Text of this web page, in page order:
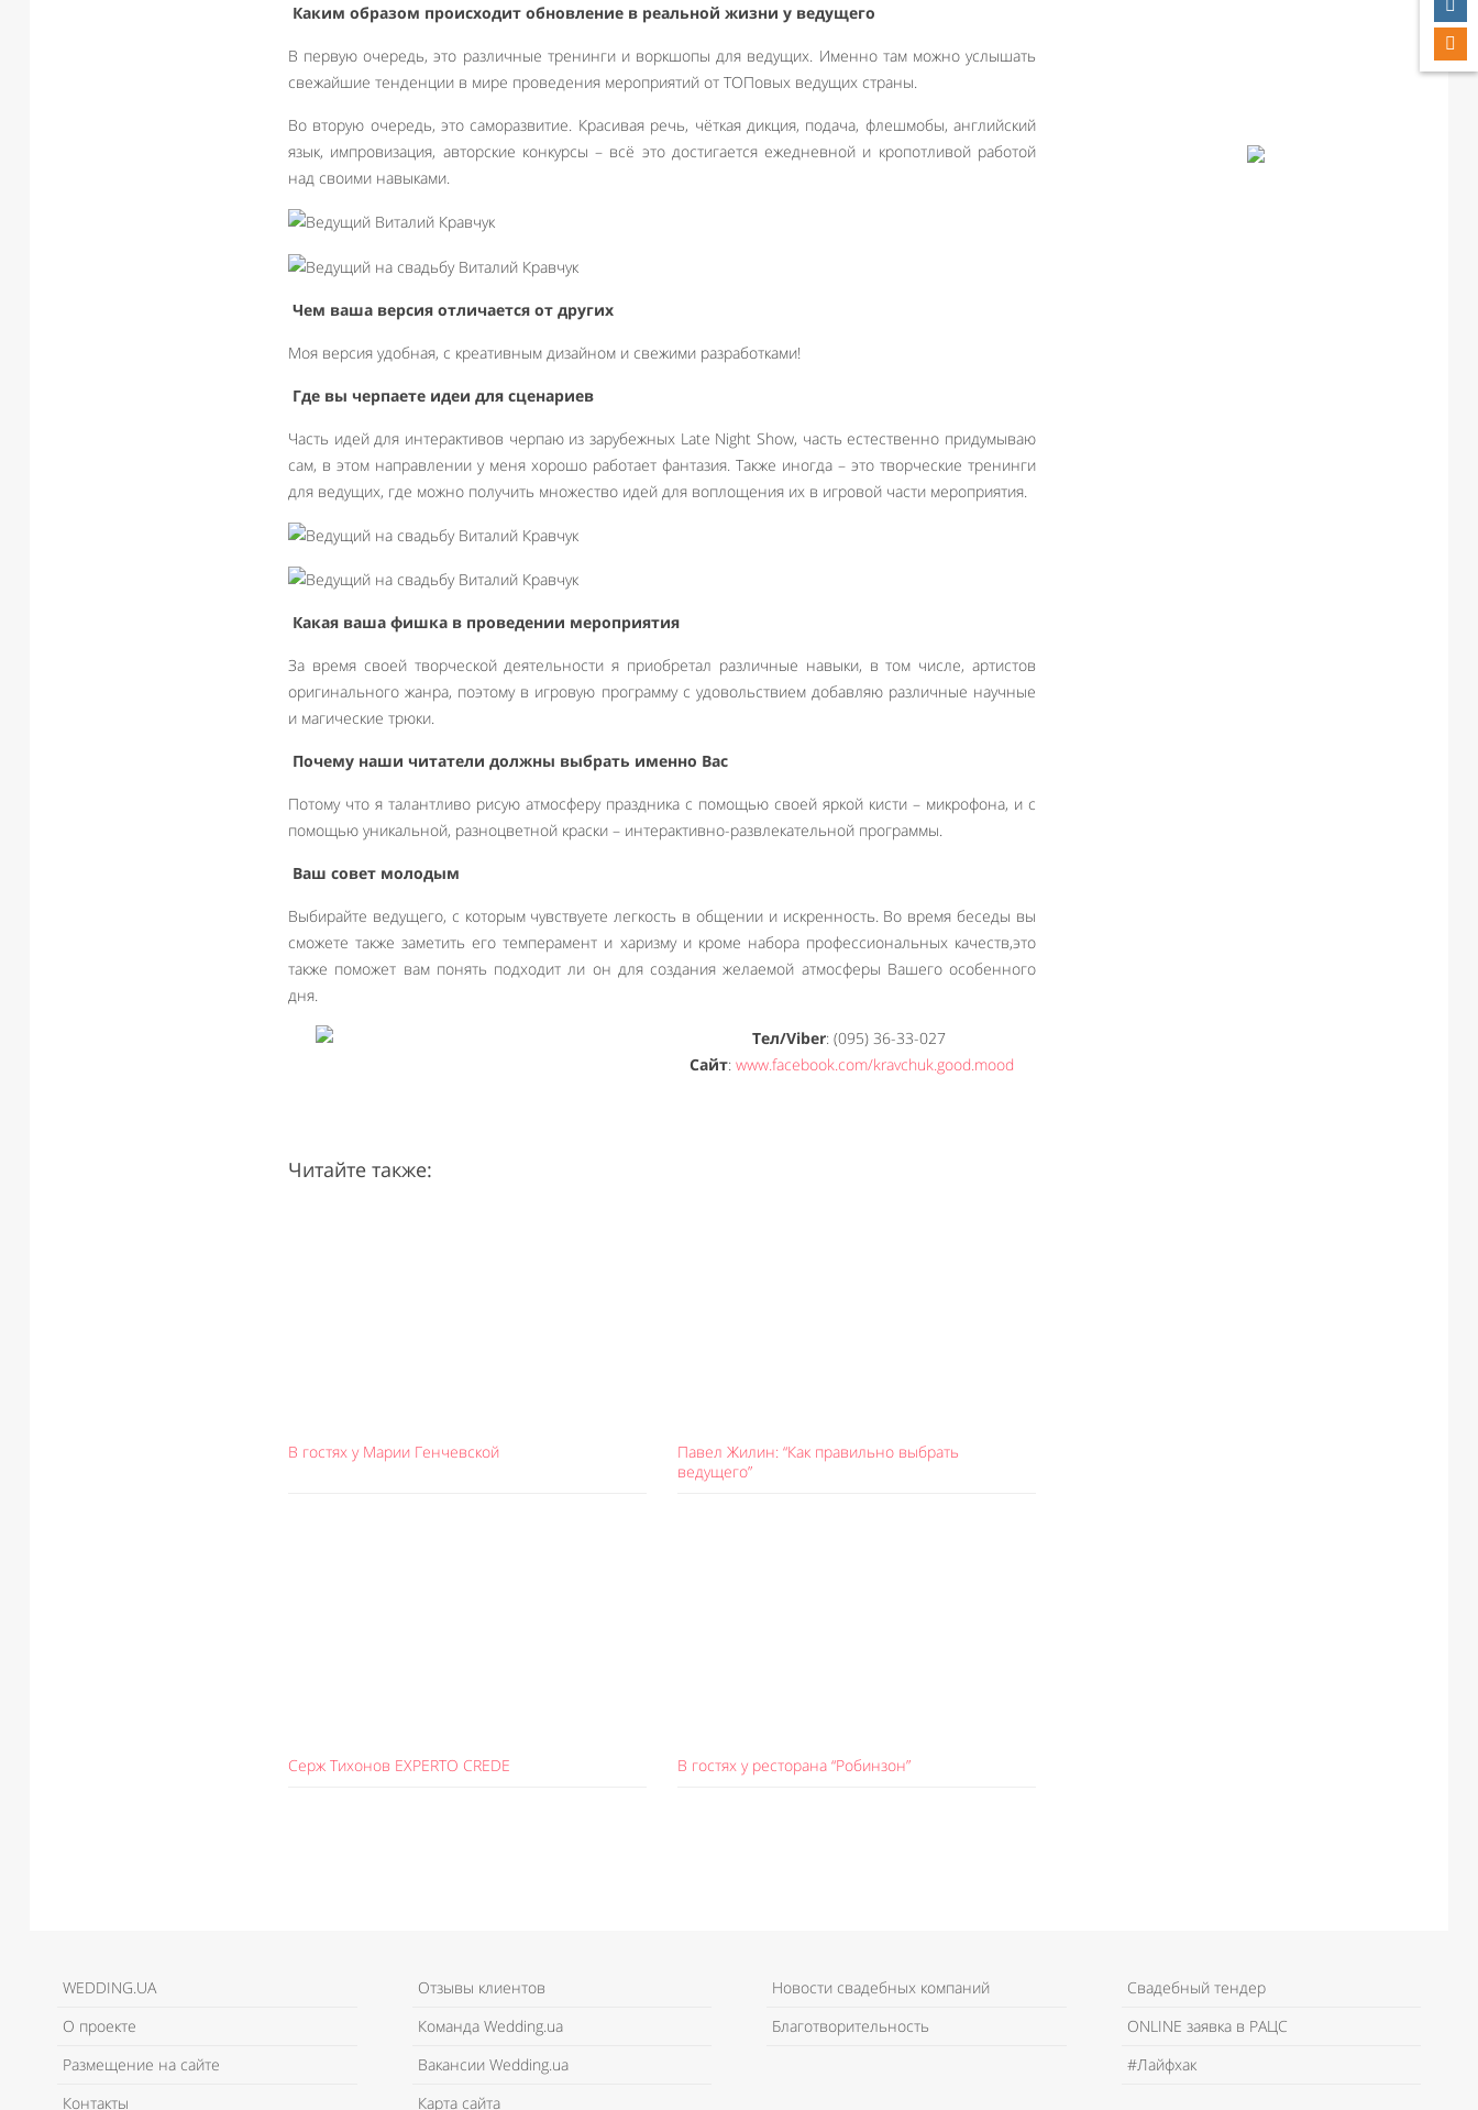
Каким образом происходит обновление в реальной жизни у ведущего
В первую очередь, это различные тренинги и воркшопы для ведущих. Именно там можно услышать
свежайшие тенденции в мире проведения мероприятий от ТОПовых ведущих страны.
Во вторую очередь, это саморазвитие. Красивая речь, чёткая дикция, подача, флешмобы, английский
язык, импровизация, авторские конкурсы – всё это достигается ежедневной и кропотливой работой
над своими навыками.
Чем ваша версия отличается от других
Моя версия удобная, с креативным дизайном и свежими разработками!
Где вы черпаете идеи для сценариев
Часть идей для интерактивов черпаю из зарубежных Late Night Show, часть естественно придумываю
сам, в этом направлении у меня хорошо работает фантазия. Также иногда – это творческие тренинги
для ведущих, где можно получить множество идей для воплощения их в игровой части мероприятия.
Какая ваша фишка в проведении мероприятия
За время своей творческой деятельности я приобретал различные навыки, в том числе, артистов
оригинального жанра, поэтому в игровую программу с удовольствием добавляю различные научные
и магические трюки.
Почему наши читатели должны выбрать именно Вас
Потому что я талантливо рисую атмосферу праздника с помощью своей яркой кисти – микрофона, и с
помощью уникальной, разноцветной краски – интерактивно-развлекательной программы.
Ваш совет молодым
Выбирайте ведущего, с которым чувствуете легкость в общении и искренность. Во время беседы вы
сможете также заметить его темперамент и харизму и кроме набора профессиональных качеств,это
также поможет вам понять подходит ли он для создания желаемой атмосферы Вашего особенного
дня.
Тел/Viber: (095) 36-33-027
Сайт: www.facebook.com/kravchuk.good.mood
Читайте также:
В гостях у Марии Генчевской
Павел Жилин: “Как правильно выбрать
ведущего”
Серж Тихонов EXPERTO CREDE В гостях у ресторана “Робинзон”
WEDDING.UA
О проекте
Размещение на сайте
Контакты
Отзывы клиентов
Команда Wedding.ua
Вакансии Wedding.ua
Карта сайта
Новости свадебных компаний
Благотворительность
Свадебный тендер
ONLINE заявка в РАЦС
#Лайфхак